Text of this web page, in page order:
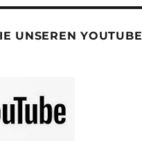
UNSEREN YOUTUBE